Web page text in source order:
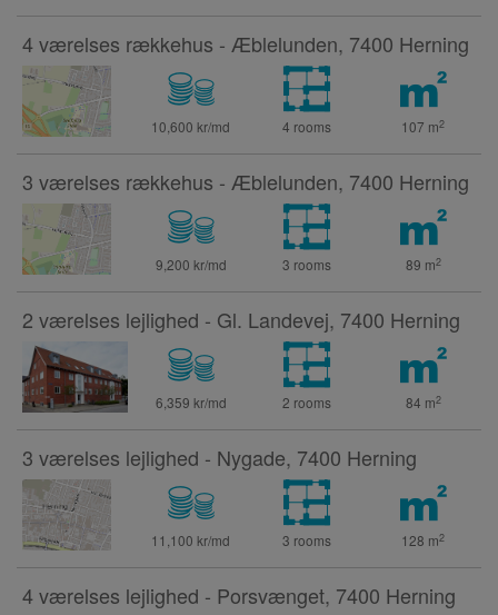
4 værelses rækkehus - Æblelunden, 7400 Herning
10,600 kr/md 4 rooms 107 m2
3 værelses rækkehus - Æblelunden, 7400 Herning
9,200 kr/md 3 rooms 89 m2
2 værelses lejlighed - Gl. Landevej, 7400 Herning
6,359 kr/md 2 rooms 84 m2
3 værelses lejlighed - Nygade, 7400 Herning
11,100 kr/md 3 rooms 128 m2
4 værelses lejlighed - Porsvænget, 7400 Herning